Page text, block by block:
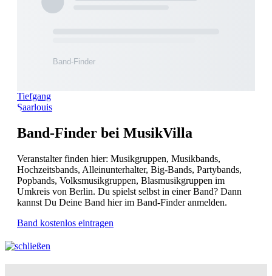
Tiefgang
Saarlouis
Band-Finder bei MusikVilla
Veranstalter finden hier: Musikgruppen, Musikbands,
Hochzeitsbands, Alleinunterhalter, Big-Bands, Partybands,
Popbands, Volksmusikgruppen, Blasmusikgruppen im
Umkreis von Berlin. Du spielst selbst in einer Band? Dann
kannst Du Deine Band hier im Band-Finder anmelden.
Band kostenlos eintragen